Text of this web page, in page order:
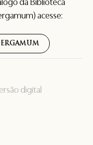
digital
da Biblioteca
acesse: